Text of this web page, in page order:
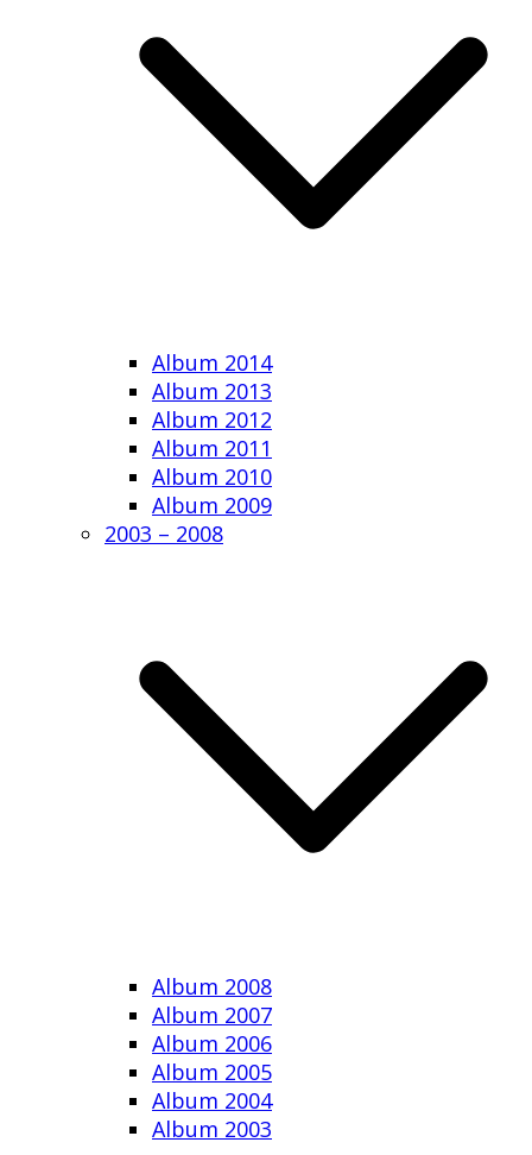
Album 2014
Album 2013
Album 2012
Album 2011
Album 2010
Album 2009
2003 – 2008
Album 2008
Album 2007
Album 2006
Album 2005
Album 2004
Album 2003